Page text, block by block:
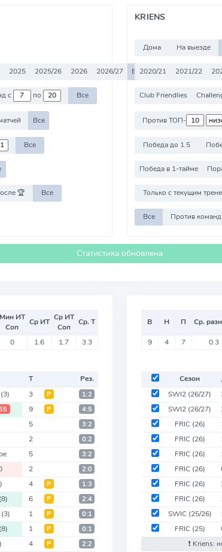
2025 2025/26 2026 2026/27 Все
Против команд с по Все
Все
Все
🏆 Все
KRIENS
Дома На выезде
2020/21 2021/22
Club Friendlies
Против ТОП-
Победа до 1.5
Победа в 1-тайме
Только с текущим
Все
Статистика обновлена
Мин ИТ
Соп
Ср ИТ Ср ИТ
Соп
Ср. Т
0 1.6 1.7 3.3
Т
Рез.
(3) 3 Р 1:2
9 Р 4:5
5 3:2
2 0:2
5 3:2
2 2:0
4 Р 1:3
(8) 6 Р 2:4
(3) 1 Р 0:1
(8) 1 Р 0:1
4 Р 2:2
В Н П Ср.
9 4 7 0.3
Сезон
SWI2 (26/27)
SWI2 (26/27)
FRIC (26)
FRIC (26)
FRIC (26)
FRIC (26)
FRIC (26)
FRIC (26)
SWIC (25/26)
FRIC (25)
❗️ Kriens: